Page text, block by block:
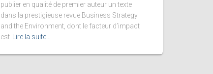
publier en qualité de premier auteur un texte
dans la prestigieuse revue Business Strategy
and the Environment, dont le facteur d’impact
est
Lire la suite…